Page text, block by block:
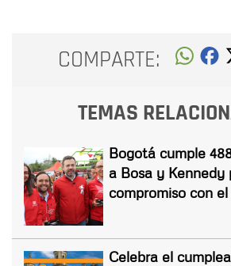
COMPARTE:
TEMAS
Bogotá cumple
a Bosa y Kennedy
compromiso con
Celebra el